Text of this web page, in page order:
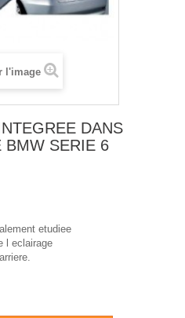
l'image
DANS
BMW SERIE 6
etudiee
l eclairage